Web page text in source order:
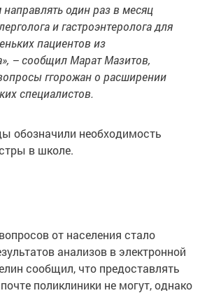
один раз в месяц
и гастроэнтеролога для
пациентов из
– сообщил Марат Мазитов,
ггорожан о расширении
специалистов.
обозначили необходимость
в школе.
от населения стало
анализов в электронной
сообщил, что предоставлять
поликлиники не могут, однако